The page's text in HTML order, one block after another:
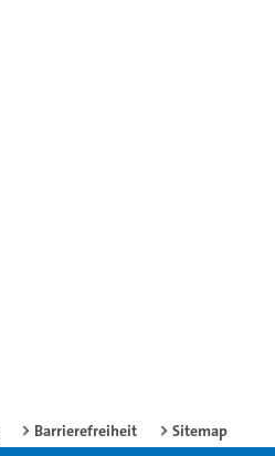
Barrierefreiheit Sitemap